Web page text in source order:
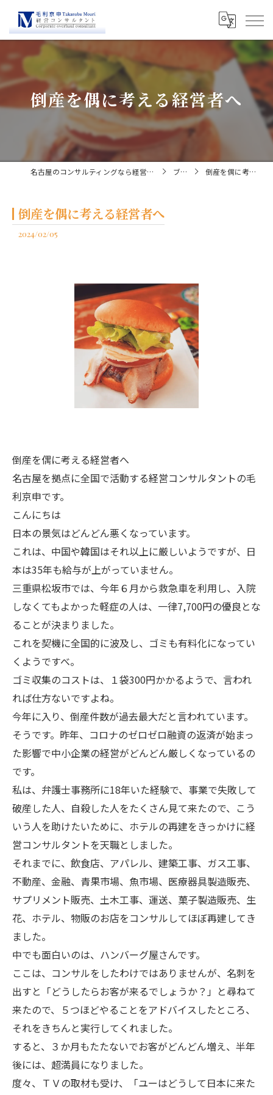
倒産を偶に考える経営者へ
名古屋のコンサルティングなら経営コンサルタント毛利京申 ブログ 倒産を偶に考える経営者へ
倒産を偶に考える経営者へ
2024/02/05
倒産を偶に考える経営者へ
名古屋を拠点に全国で活動する経営コンサルタントの毛
利京申です。
こんにちは
日本の景気はどんどん悪くなっています。
これは、中国や韓国はそれ以上に厳しいようですが、日
本は35年も給与が上がっていません。
三重県松坂市では、今年６月から救急車を利用し、入院
しなくてもよかった軽症の人は、一律7,700円の優良とな
ることが決まりました。
これを契機に全国的に波及し、ゴミも有料化になってい
くようですべ。
ゴミ収集のコストは、１袋300円かかるようで、言われ
れば仕方ないですよね。
今年に入り、倒産件数が過去最大だと言われています。
そうです。昨年、コロナのゼロゼロ融資の返済が始まっ
た影響で中小企業の経営がどんどん厳しくなっているの
です。
私は、弁護士事務所に18年いた経験で、事業で失敗して
破産した人、自殺した人をたくさん見て来たので、こう
いう人を助けたいために、ホテルの再建をきっかけに経
営コンサルタントを天職としました。
それまでに、飲食店、アパレル、建築工事、ガス工事、
不動産、金融、青果市場、魚市場、医療器具製造販売、
サプリメント販売、土木工事、運送、菓子製造販売、生
花、ホテル、物販のお店をコンサルしてほぼ再建してき
ました。
中でも面白いのは、ハンバーグ屋さんです。
ここは、コンサルをしたわけではありませんが、名刺を
出すと「どうしたらお客が来るでしょうか？」と尋ねて
来たので、５つほどやることをアドバイスしたところ、
それをきちんと実行してくれました。
すると、３か月もたたないでお客がどんどん増え、半年
後には、超満員になりました。
度々、ＴＶの取材も受け、「ユーはどうして日本に来た